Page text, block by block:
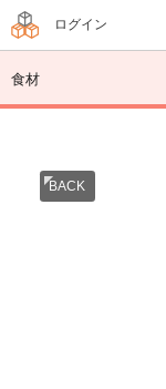
ログイン
食材
BACK